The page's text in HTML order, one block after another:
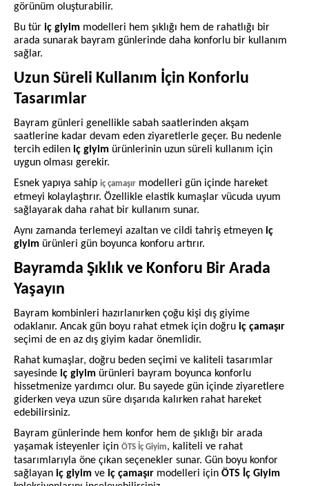
görünüm oluşturabilir.
Bu tür iç giyim modelleri hem şıklığı hem de rahatlığı bir
arada sunarak bayram günlerinde daha konforlu bir kullanım
sağlar.
Uzun Süreli Kullanım İçin Konforlu
Tasarımlar
Bayram günleri genellikle sabah saatlerinden akşam
saatlerine kadar devam eden ziyaretlerle geçer. Bu nedenle
tercih edilen iç giyim ürünlerinin uzun süreli kullanım için
uygun olması gerekir.
Esnek yapıya sahip iç çamaşır modelleri gün içinde hareket
etmeyi kolaylaştırır. Özellikle elastik kumaşlar vücuda uyum
sağlayarak daha rahat bir kullanım sunar.
Aynı zamanda terlemeyi azaltan ve cildi tahriş etmeyen iç
giyim ürünleri gün boyunca konforu artırır.
Bayramda Şıklık ve Konforu Bir Arada
Yaşayın
Bayram kombinleri hazırlanırken çoğu kişi dış giyime
odaklanır. Ancak gün boyu rahat etmek için doğru iç çamaşır
seçimi de en az dış giyim kadar önemlidir.
Rahat kumaşlar, doğru beden seçimi ve kaliteli tasarımlar
sayesinde iç giyim ürünleri bayram boyunca konforlu
hissetmenize yardımcı olur. Bu sayede gün içinde ziyaretlere
giderken veya uzun süre dışarıda kalırken rahat hareket
edebilirsiniz.
Bayram günlerinde hem konfor hem de şıklığı bir arada
yaşamak isteyenler için ÖTS İç Giyim, kaliteli ve rahat
tasarımlarıyla öne çıkan seçenekler sunar. Gün boyu konfor
sağlayan iç giyim ve iç çamaşır modelleri için ÖTS İç Giyim